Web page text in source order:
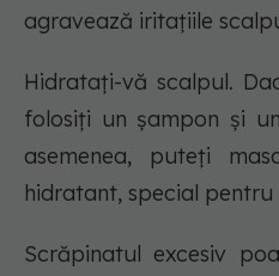
agravează iritațiile
Hidratați-vă scalpul.
folosiți un șampon și
asemenea, puteți
hidratant, special pentru
Scrăpinatul excesiv